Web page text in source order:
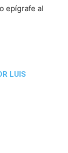
epígrafe al
LUIS